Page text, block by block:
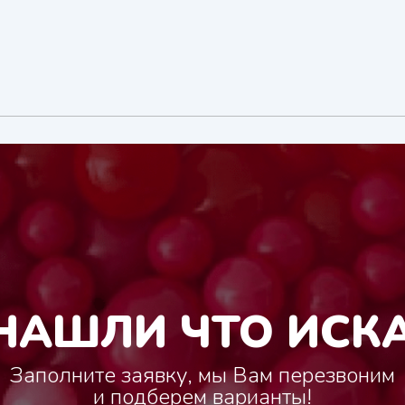
ЧТО
Заполните заявку, мы Вам перезвоним
и подберем варианты!